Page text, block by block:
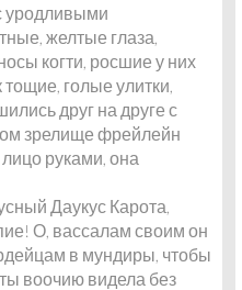
уродливыми
желтые глаза,
когти, росшие у них
голые улитки,
друг на друге с
зрелище фрейлейн
руками, она
Даукус Карота,
О, вассалам своим он
в мундиры, чтобы
воочию видела без